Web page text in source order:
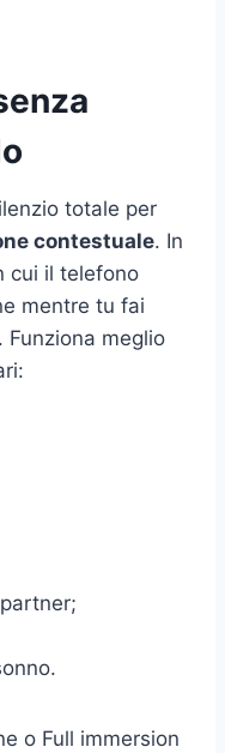
totale per
contestuale. In
cui il telefono
mentre tu fai
Funziona meglio
o Full immersion